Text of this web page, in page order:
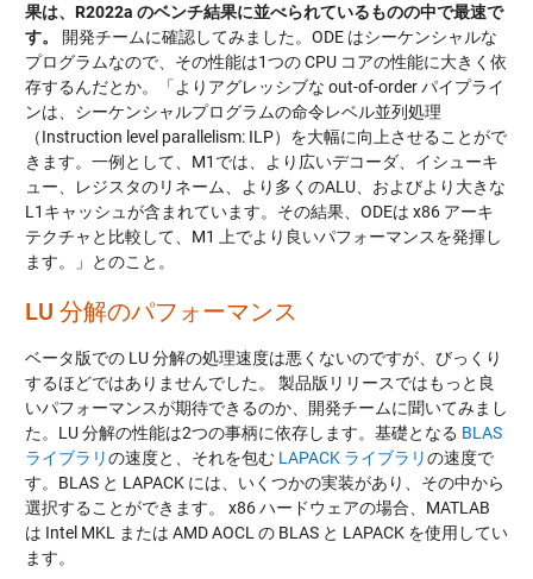
果は、R2022a のベンチ結果に並べられているものの中で最速で
す。
開発チームに確認してみました。ODE はシーケンシャルな
プログラムなので、その性能は1つの CPU コアの性能に大きく依
存するんだとか。「よりアグレッシブな out-of-order パイプライ
ンは、シーケンシャルプログラムの命令レベル並列処理
（Instruction level parallelism: ILP）を大幅に向上させることがで
きます。一例として、M1では、より広いデコーダ、イシューキ
ュー、レジスタのリネーム、より多くのALU、およびより大きな
L1キャッシュが含まれています。その結果、ODEは x86 アーキ
テクチャと比較して、M1 上でより良いパフォーマンスを発揮し
ます。」とのこと。
LU 分解のパフォーマンス
ベータ版での LU 分解の処理速度は悪くないのですが、びっくり
するほどではありませんでした。 製品版リリースではもっと良
いパフォーマンスが期待できるのか、開発チームに聞いてみまし
た。LU 分解の性能は2つの事柄に依存します。基礎となる BLAS
ライブラリの速度と、それを包む LAPACK ライブラリの速度で
す。BLAS と LAPACK には、いくつかの実装があり、その中から
選択することができます。 x86 ハードウェアの場合、MATLAB
は Intel MKL または AMD AOCL の BLAS と LAPACK を使用してい
ます。